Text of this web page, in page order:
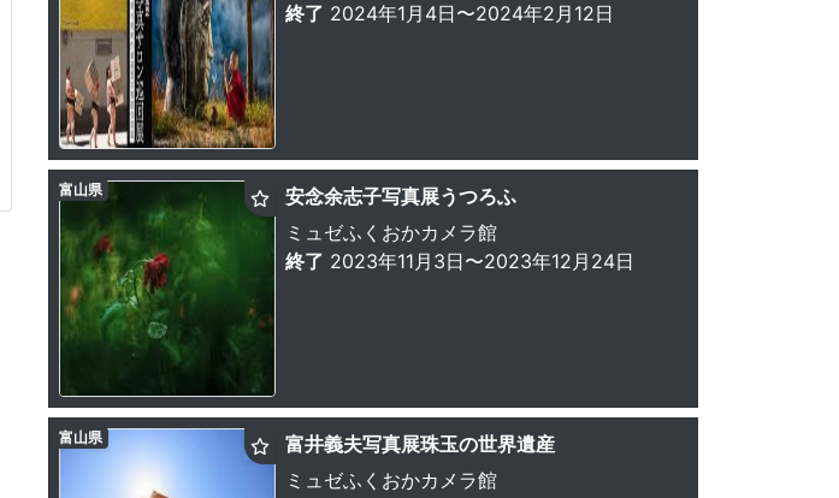
終了 2024年1月4日〜2024年2月12日
安念余志子写真展うつろふ
ミュゼふくおかカメラ館
終了 2023年11月3日〜2023年12月24日
富山県
富井義夫写真展珠玉の世界遺産
ミュゼふくおかカメラ館
富山県